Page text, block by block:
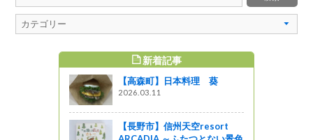
新着記事
【高森町】日本料理 葵
2026.03.11
【長野市】信州天空resort